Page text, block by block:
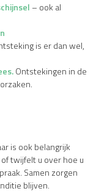
– ook al
is er dan wel,
Ontstekingen in de
is ook belangrijk
twijfelt u over hoe u
Samen zorgen
blijven.